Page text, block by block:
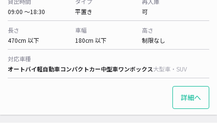
09:00 〜18:30
平置き
可
長さ
470cm 以下
車幅
180cm 以下
高さ
制限なし
対応車種
オートバイ軽自動車コンパクトカー中型車ワンボックス大型車・SUV
詳細へ